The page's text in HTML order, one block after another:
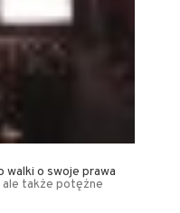
walki o swoje prawa
także potężne